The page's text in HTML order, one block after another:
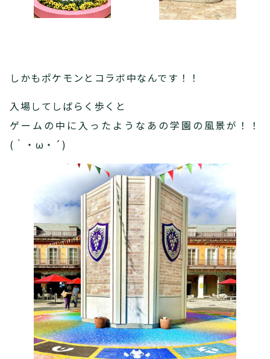
しかもポケモンとコラボ中なんです！！
入場してしばらく歩くと
ゲームの中に入ったようなあの学園の風景が！！
(｀・ω・´)